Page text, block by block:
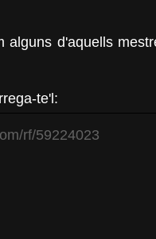
alguns d'aquells
te'l:
rf/59224023